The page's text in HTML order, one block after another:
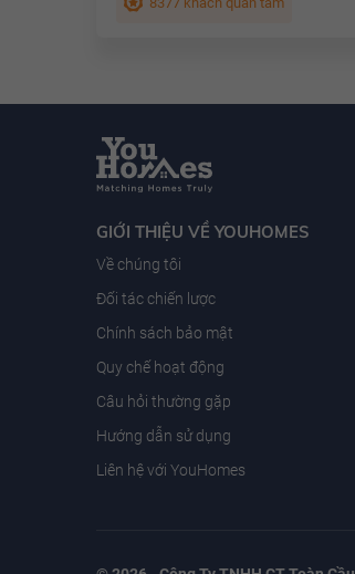
GIỚI THIỆU VỀ YOUHOMES
Về chúng tôi
Đối tác chiến lược
Chính sách bảo mật
Quy chế hoạt động
Câu hỏi thường gặp
Hướng dẫn sử dụng
Liên hệ với YouHomes